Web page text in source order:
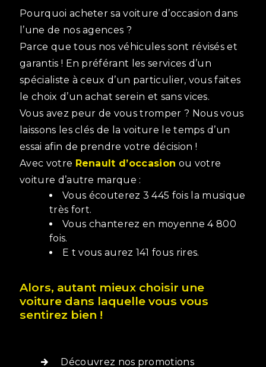
Pourquoi acheter sa voiture d’occasion dans
l’une de nos agences ?
Parce que tous nos véhicules sont révisés et
garantis ! En préférant les services d’un
spécialiste à ceux d’un particulier, vous faites
le choix d’un achat serein et sans vices.
Vous avez peur de vous tromper ? Nous vous
laissons les clés de la voiture le temps d’un
essai afin de prendre votre décision !
Avec votre Renault d’occasion ou votre
voiture d’autre marque :
Vous écouterez 3 445 fois la musique
très fort.
Vous chanterez en moyenne 4 800
fois.
E t vous aurez 141 fous rires.
Alors, autant mieux choisir une
voiture dans laquelle vous vous
sentirez bien !
Découvrez nos promotions